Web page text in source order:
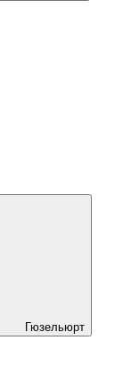
Гюзельюрт